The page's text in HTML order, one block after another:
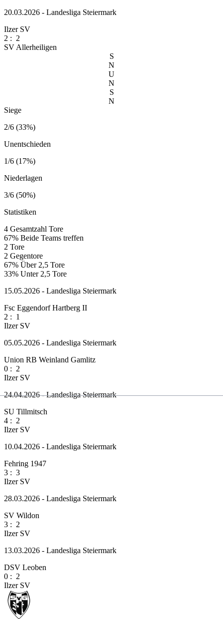
20.03.2026 - Landesliga Steiermark
Ilzer SV
2 : 2
SV Allerheiligen
S
N
U
N
S
N
Siege
2/6 (33%)
Unentschieden
1/6 (17%)
Niederlagen
3/6 (50%)
Statistiken
4 Gesamtzahl Tore
67% Beide Teams treffen
2 Tore
2 Gegentore
67% Über 2,5 Tore
33% Unter 2,5 Tore
15.05.2026 - Landesliga Steiermark
Fsc Eggendorf Hartberg II
2 : 1
Ilzer SV
05.05.2026 - Landesliga Steiermark
Union RB Weinland Gamlitz
0 : 2
Ilzer SV
24.04.2026 - Landesliga Steiermark
SU Tillmitsch
4 : 2
Ilzer SV
10.04.2026 - Landesliga Steiermark
Fehring 1947
3 : 3
Ilzer SV
28.03.2026 - Landesliga Steiermark
SV Wildon
3 : 2
Ilzer SV
13.03.2026 - Landesliga Steiermark
DSV Leoben
0 : 2
Ilzer SV